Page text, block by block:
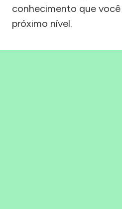
conhecimento que você
próximo nível.